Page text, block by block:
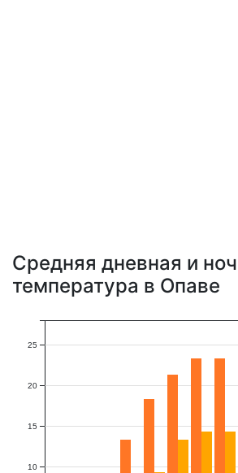
Средняя дневная и
температура в Опаве
10
15
20
25